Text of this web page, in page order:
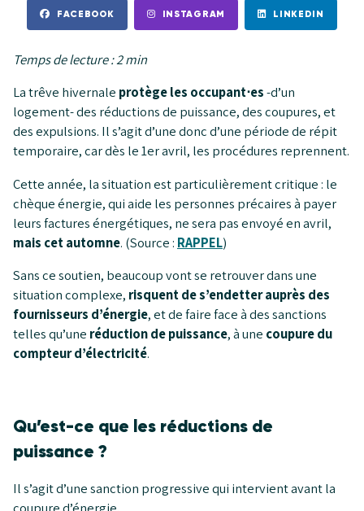
FACEBOOK INSTAGRAM LINKEDIN
Temps de lecture : 2 min
La trêve hivernale protège les occupant⋅es-d’un
logement- des réductions de puissance, des coupures, et
des expulsions. Il s’agit d’une donc d’une période de répit
temporaire, car dès le 1er avril, les procédures reprennent.
Cette année, la situation est particulièrement critique : le
chèque énergie, qui aide les personnes précaires à payer
leurs factures énergétiques, ne sera pas envoyé en avril,
mais cet automne. (Source : RAPPEL)
Sans ce soutien, beaucoup vont se retrouver dans une
situation complexe, risquent de s’endetter auprès des
fournisseurs d’énergie, et de faire face à des sanctions
telles qu’une réduction de puissance, à une coupure du
compteur d’électricité.
Qu’est-ce que les réductions de
puissance ?
Il s’agit d’une sanction progressive qui intervient avant la